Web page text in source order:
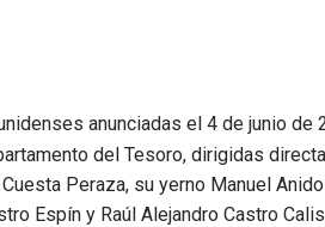
anunciadas el 4 de junio de
del Tesoro, dirigidas
Peraza, su yerno Manuel
Espín y Raúl Alejandro Castro